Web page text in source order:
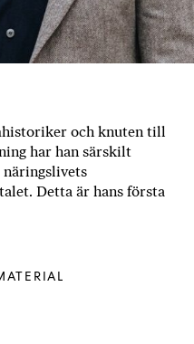
och knuten till
har han särskilt
näringslivets
Detta är hans första